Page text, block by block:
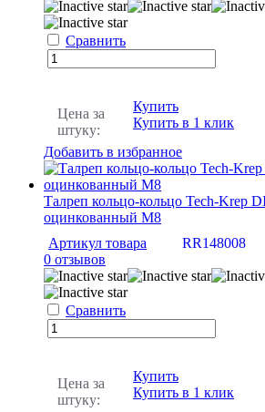
Сравнить
Цена за
штуку:
Купить
Купить в 1 клик
Добавить в избранное
Талреп кольцо-кольцо Tech-Krep
оцинкованный М8
Артикул товара
RR148008
0 отзывов
Сравнить
Цена за
штуку:
Купить
Купить в 1 клик